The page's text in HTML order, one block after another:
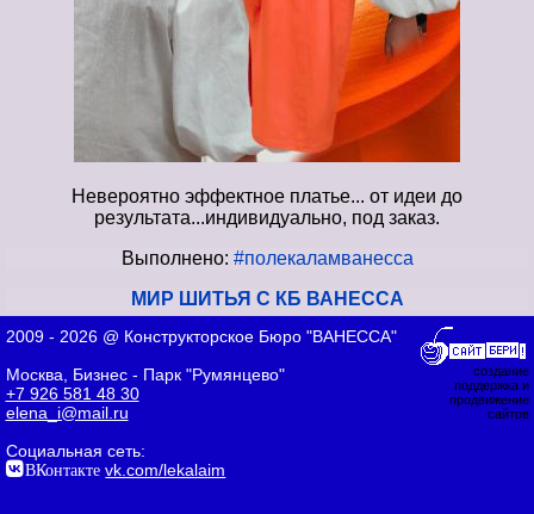
Невероятно эффектное платье... от идеи до
результата...индивидуально, под заказ.
Выполнено: #полекаламванесса
МИР ШИТЬЯ С КБ ВАНЕССА
2009 - 2026 @ Конструкторское Бюро "ВАНЕССА"
Москва, Бизнес - Парк "Румянцево"
+7 926 581 48 30
elena_i@mail.ru
Социальная сеть:
ВКонтакте vk.com/lekalaim
создание
поддержка и
продвижение
сайтов